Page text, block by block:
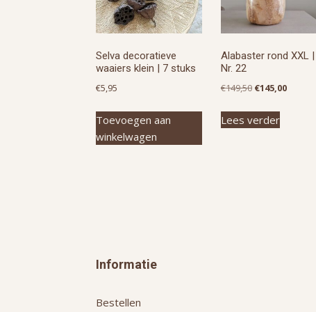
Selva decoratieve
waaiers klein | 7 stuks
€5,95
Toevoegen aan
winkelwagen
Alabaster rond XXL |
Nr. 22
€149,50 Oorspronkelijke
was:
€145,00Huidige
Lees verder
Informatie
Bestellen